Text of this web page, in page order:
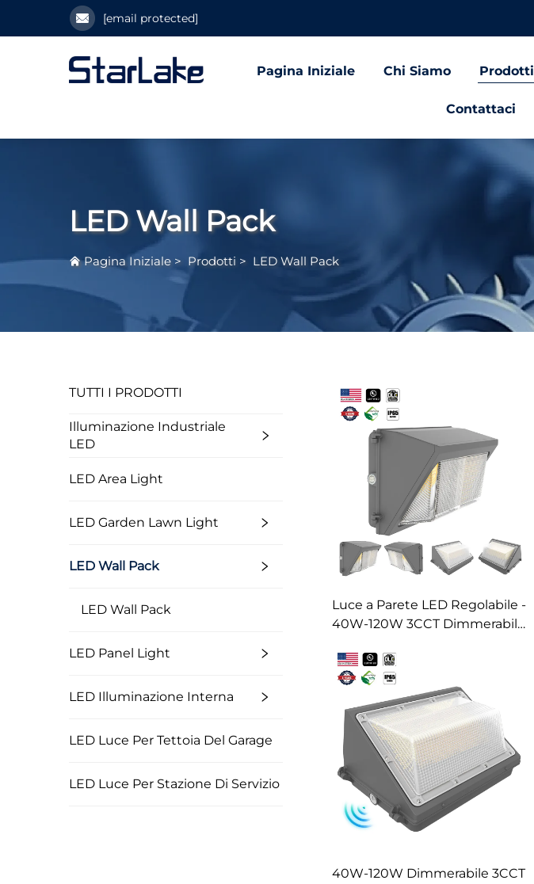
[email protected]
Pagina Iniziale Chi Siamo Prodotti
Contattaci
LED Wall Pack
Pagina Iniziale > Prodotti > LED Wall Pack
TUTTI I PRODOTTI
Illuminazione Industriale
LED
LED Area Light
LED Garden Lawn Light
LED Wall Pack
LED Wall Pack
LED Panel Light
LED Illuminazione Interna
LED Luce Per Tettoia Del Garage
LED Luce Per Stazione Di Servizio
Luce a Parete LED Regolabile -
40W-120W 3CCT Dimmerabile
(Design Impermeabile IP65)
40W-120W Dimmerabile 3CCT